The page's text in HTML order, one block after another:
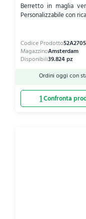
Berretto in maglia
Personalizzabile con
Ordini oggi con